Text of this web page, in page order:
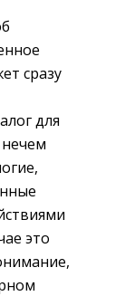
сразу
для
это